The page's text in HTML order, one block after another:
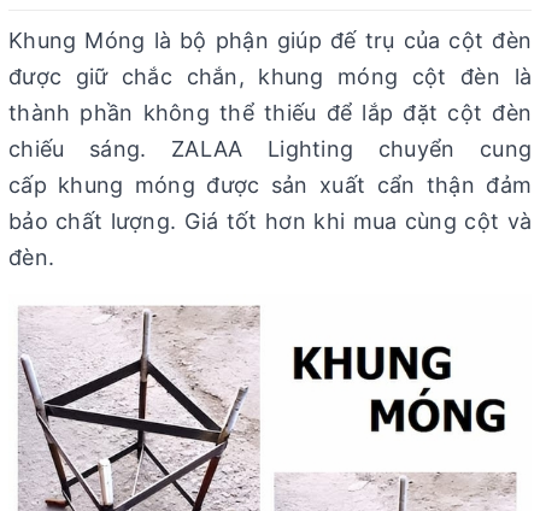
Khung Móng là bộ phận giúp đế trụ của cột đèn
được giữ chắc chắn, khung móng cột đèn là
thành phần không thể thiếu để lắp đặt cột đèn
chiếu sáng. ZALAA Lighting chuyển cung
cấp khung móng được sản xuất cẩn thận đảm
bảo chất lượng. Giá tốt hơn khi mua cùng cột và
đèn.